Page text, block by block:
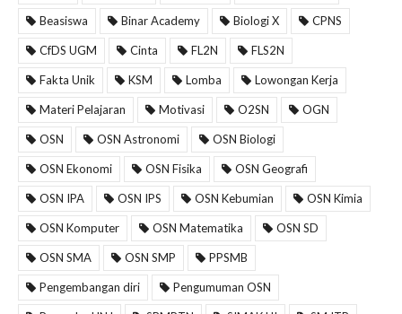
Beasiswa Binar Academy Biologi X CPNS
CfDS UGM Cinta FL2N FLS2N
Fakta Unik KSM Lomba Lowongan Kerja
Materi Pelajaran Motivasi O2SN OGN
OSN OSN Astronomi OSN Biologi
OSN Ekonomi OSN Fisika OSN Geografi
OSN IPA OSN IPS OSN Kebumian OSN Kimia
OSN Komputer OSN Matematika OSN SD
OSN SMA OSN SMP PPSMB
Pengembangan diri Pengumuman OSN